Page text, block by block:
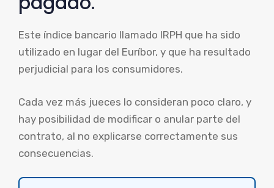
Este índice bancario llamado IRPH que ha sido
utilizado en lugar del Euríbor, y que ha resultado
perjudicial para los consumidores.
Cada vez más jueces lo consideran poco claro, y
hay posibilidad de modificar o anular parte del
contrato, al no explicarse correctamente sus
consecuencias.